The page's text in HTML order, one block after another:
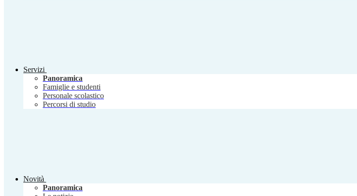
Servizi
Panoramica
Famiglie e studenti
Personale scolastico
Percorsi di studio
Novità
Panoramica